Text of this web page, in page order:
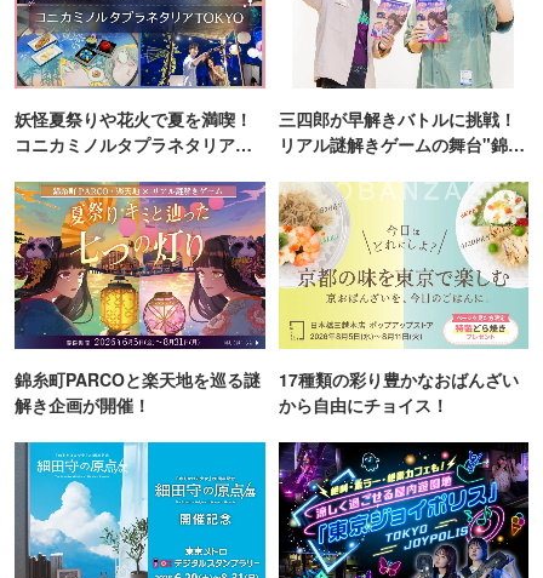
妖怪夏祭りや花火で夏を満喫！
コニカミノルタプラネタリア
三四郎が早解きバトルに挑戦！
リアル謎解きゲームの舞台"錦糸
錦糸町PARCOと楽天地を巡る謎
解き企画が開催！
17種類の彩り豊かなおばんざい
から自由にチョイス！